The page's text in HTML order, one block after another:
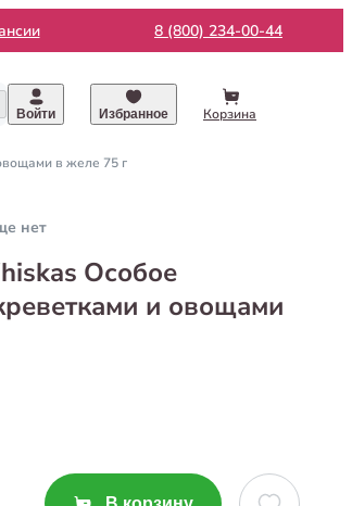
8 (800) 234-00-44
Войти Избранное Корзина
в желе 75 г
нет
Особое
и овощами